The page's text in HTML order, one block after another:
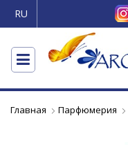
RU
Главная Парфюмерия